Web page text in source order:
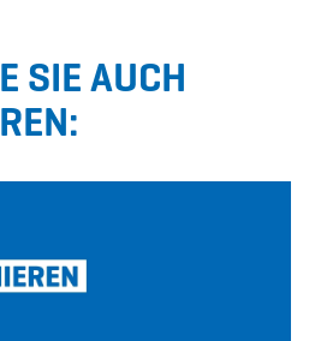
SIE AUCH